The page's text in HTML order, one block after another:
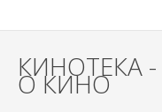
КИНОТЕКА
О КИНО